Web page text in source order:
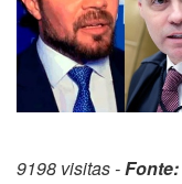
9198 visitas -Fonte: